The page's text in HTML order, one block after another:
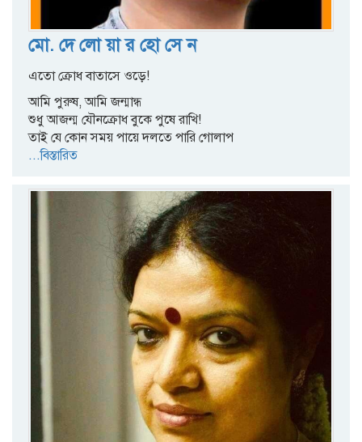
মো. দে লো য়া র হো সে ন
এতো ক্রোধ বাতাসে ওড়ে!
আমি পুরুষ, আমি জন্মান্ধ
শুধু আজন্ম যৌনক্রোধ বুকে পুষে রাখি!
তাই যে কোন সময় পায়ে দলতে পারি গোলাপ
...বিস্তারিত